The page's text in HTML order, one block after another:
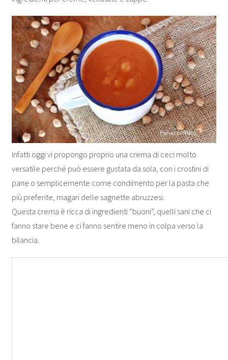
Infatti oggi vi propongo proprio una crema di ceci molto
versatile perché può essere gustata da sola, con i crostini di
pane o semplicemente come condimento per la pasta che
più preferite, magari delle sagnette abruzzesi.
Questa crema è ricca di ingredienti “buoni”, quelli sani che ci
fanno stare bene e ci fanno sentire meno in colpa verso la
bilancia.